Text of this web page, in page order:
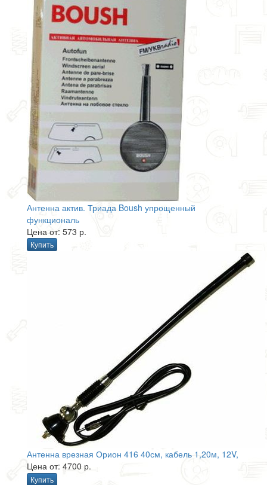
Антенна актив. Триада Boush упрощенный
функциональ
Цена от: 573 р.
Купить
Антенна врезная Орион 416 40см, кабель 1,20м, 12V,
Цена от: 4700 р.
Купить